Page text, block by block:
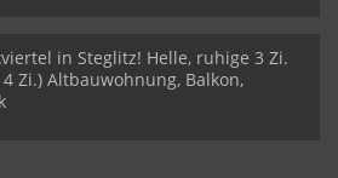
in Steglitz! Helle, ruhige 3 Zi.
Zi.) Altbauwohnung, Balkon,